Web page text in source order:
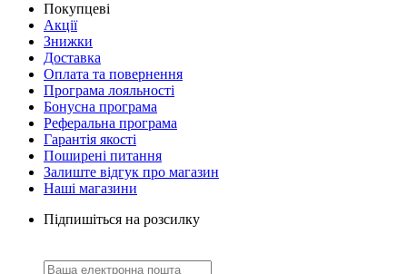
Покупцеві
Акції
Знижки
Доставка
Оплата та повернення
Програма лояльності
Бонусна програма
Реферальна програма
Гарантія якості
Поширені питання
Залиште відгук про магазин
Наші магазини
Підпишіться на розсилку